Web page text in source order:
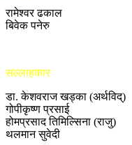
रामेश्वर ढकाल
बिवेक पनेरु
सल्लाहकार
डा. केशवराज खड्का (अर्थविद्)
गोपीकृष्ण प्रसाई
होमप्रसाद तिमिल्सिना (राजु)
थलमान सुवेदी